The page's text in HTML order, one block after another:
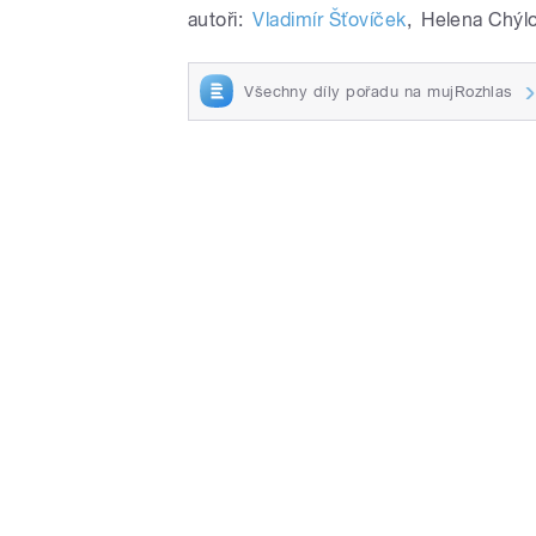
autoři: Vladimír Šťovíček, Helena
Všechny díly pořadu na mujRozhlas